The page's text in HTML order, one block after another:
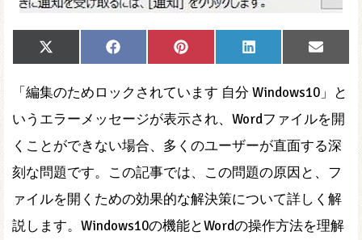
Share
on
X
(Twitter)
Share
on
Facebook
Share
on
Pinterest
Share
on
LinkedIn
Share
on
Email
「編集のためロックされています 自分 Windows10」と
いうエラーメッセージが表示され、Wordファイルを開
くことができない場合、多くのユーザーが直面する深
刻な問題です。この記事では、この問題の原因と、フ
ァイルを開くための効果的な解決策について詳しく解
説します。Windows10の機能とWordの操作方法を理解